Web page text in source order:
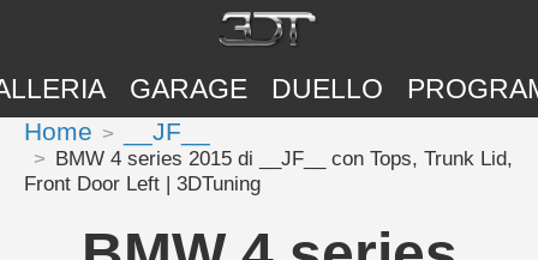
GARAGE DUELLO
Home __JF__
BMW 4 series 2015 di __JF__ con Tops, Trunk Lid,
Front Door Left | 3DTuning